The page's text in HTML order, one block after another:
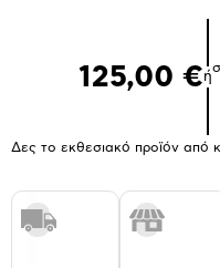
125,00 €ή
Δες το εκθεσιακό προϊόν από